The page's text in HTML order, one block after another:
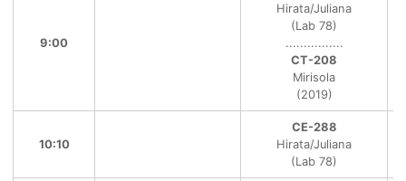
9:00
Hirata/Juliana
(Lab 78)
................
CT-208
Mirisola
(2019)
10:10
CE-288
Hirata/Juliana
(Lab 78)